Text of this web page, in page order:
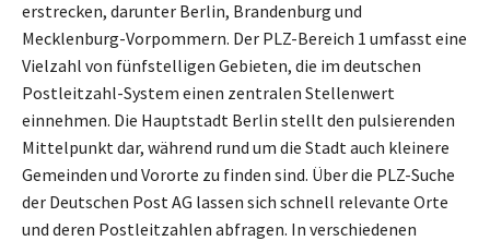
erstrecken, darunter Berlin, Brandenburg und
Mecklenburg-Vorpommern. Der PLZ-Bereich 1 umfasst eine
Vielzahl von fünfstelligen Gebieten, die im deutschen
Postleitzahl-System einen zentralen Stellenwert
einnehmen. Die Hauptstadt Berlin stellt den pulsierenden
Mittelpunkt dar, während rund um die Stadt auch kleinere
Gemeinden und Vororte zu finden sind. Über die PLZ-Suche
der Deutschen Post AG lassen sich schnell relevante Orte
und deren Postleitzahlen abfragen. In verschiedenen